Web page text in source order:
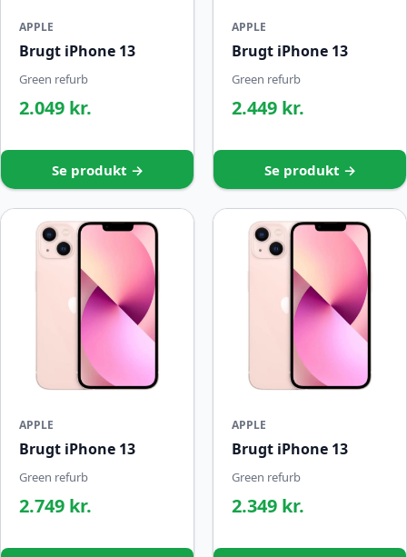
APPLE
Brugt iPhone 13
Green refurb
2.049 kr.
Se produkt →
APPLE
Brugt iPhone 13
Green refurb
2.449 kr.
Se produkt →
APPLE
Brugt iPhone 13
Green refurb
2.749 kr.
APPLE
Brugt iPhone 13
Green refurb
2.349 kr.